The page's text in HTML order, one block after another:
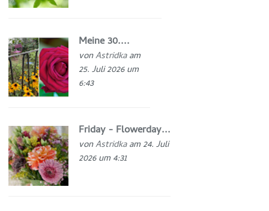
Meine 30....
vonAstridkaam
25. Juli 2026 um
6:43
Friday - Flowerday...
vonAstridkaam 24. Juli
2026 um 4:31